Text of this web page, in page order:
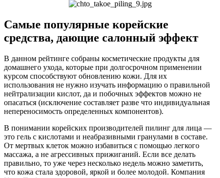
Самые популярные корейские
средства, дающие салонный эффект
В данном рейтинге собраны косметические продукты для
домашнего ухода, которые при долгосрочном применении
курсом способствуют обновлению кожи. Для их
использования не нужно изучать информацию о правильной
нейтрализации кислот, да и побочных эффектов можно не
опасаться (исключение составляет разве что индивидуальная
непереносимость определенных компонентов).
В понимании корейских производителей пилинг для лица —
это гель с кислотами и неабразивными гранулами в составе.
От мертвых клеток можно избавиться с помощью легкого
массажа, а не агрессивных прижиганий. Если все делать
правильно, то уже через несколько недель можно заметить,
что кожа стала здоровой, яркой и более молодой. Компания